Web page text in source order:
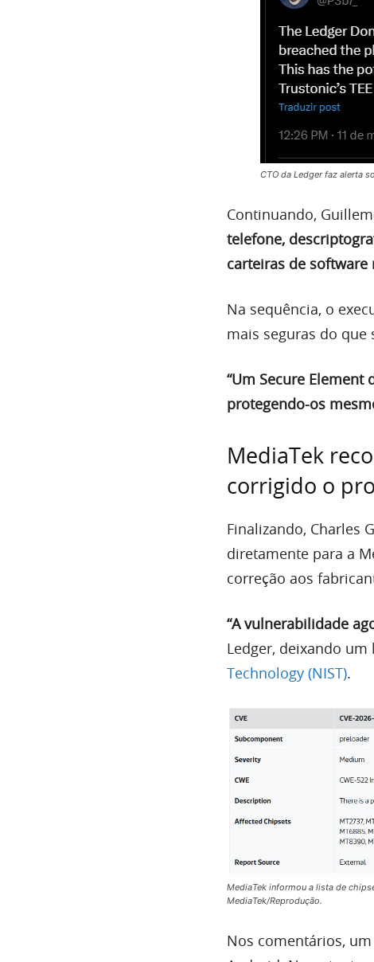
CTO da Ledger faz alerta
Continuando,
telefone,
carteiras de
Na sequência, o
mais seguras do que
“Um Secure
protegendo-os
MediaTek
corrigido o
Finalizando, Charles
diretamente para a
correção aos
“A vulnerabilidade
Ledger, deixando um
Technology (NIST).
MediaTek informou a lista de
MediaTek/Reprodução.
Nos comentários,